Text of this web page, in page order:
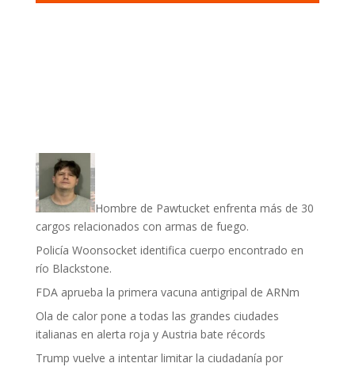
Hombre de Pawtucket enfrenta más de 30
cargos relacionados con armas de fuego.
Policía Woonsocket identifica cuerpo encontrado en
río Blackstone.
FDA aprueba la primera vacuna antigripal de ARNm
Ola de calor pone a todas las grandes ciudades
italianas en alerta roja y Austria bate récords
Trump vuelve a intentar limitar la ciudadanía por